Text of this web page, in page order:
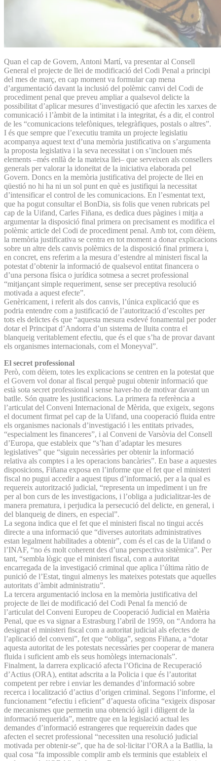
Quan el cap de Govern, Antoni Martí, va presentar al Consell
General el projecte de llei de modificació del Codi Penal a principi
del mes de març, en cap moment va formular cap mena
d’argumentació davant la inclusió del polèmic canvi del Codi de
procediment penal que preveu ampliar a qualsevol delicte la
possibilitat d’aplicar mesures d’investigació que afectin les xarxes de
comunicació i l’àmbit de la intimitat i la integritat, és a dir, el control
de les “comunicacions telefòniques, telegràfiques, postals o altres”.
I és que sempre que l’executiu tramita un projecte legislatiu
acompanya aquest text d’una memòria justificativa on s’argumenta
la proposta legislativa i la seva necessitat i on s’inclouen més
elements –més enllà de la mateixa llei– que serveixen als consellers
generals per valorar la idoneïtat de la iniciativa elaborada pel
Govern. Doncs en la memòria justificativa del projecte de llei en
qüestió no hi ha ni un sol punt en què es justifiqui la necessitat
d’intensificar el control de les comunicacions. En l’esmentat text,
que ha pogut consultar el BonDia, sis folis que venen rubricats pel
cap de la Uifand, Carles Fiñana, es dedica dues pàgines i mitja a
argumentar la disposició final primera on precisament es modifica el
polèmic article del Codi de procediment penal. Amb tot, com dèiem,
la memòria justificativa se centra en tot moment a donar explicacions
sobre un altre dels canvis polèmics de la disposició final primera i,
en concret, ens referim a la mesura d’estendre al ministeri fiscal la
potestat d’obtenir la informació de qualsevol entitat financera o
d’una persona física o jurídica sotmesa a secret professional
“mitjançant simple requeriment, sense ser preceptiva resolució
motivada a aquest efecte”.
Genèricament, i referit als dos canvis, l’única explicació que es
podria entendre com a justificació de l’autorització d’escoltes per
tots els delictes és que “aquesta mesura esdevé fonamental per poder
dotar el Principat d’Andorra d’un sistema de lluita contra el
blanqueig veritablement efectiu, que és el que s’ha de provar davant
els organismes internacionals, com el Moneyval”.
El secret professional
Però, com dèiem, totes les explicacions se centren en la potestat que
el Govern vol donar al fiscal perquè pugui obtenir informació que
està sota secret professional i sense haver-ho de motivar davant un
batlle. Són quatre les justificacions. La primera fa referència a
l’articulat del Conveni Internacional de Mèrida, que exigeix, segons
el document firmat pel cap de la Uifand, una cooperació fluida entre
els organismes nacionals d’investigació i les entitats privades,
“especialment les financeres”, i al Conveni de Varsòvia del Consell
d’Europa, que estableix que “s’han d’adaptar les mesures
legislatives” que “siguin necessàries per obtenir la informació
relativa als comptes i a les operacions bancàries”. En base a aquestes
disposicions, Fiñana exposa en l’informe que el fet que el ministeri
fiscal no pugui accedir a aquest tipus d’informació, per a la qual es
requereix autorització judicial, “representa un impediment i un fre
per al bon curs de les investigacions, i l’obliga a judicialitzar-les de
manera prematura, i perjudica la persecució del delicte, en general, i
del blanqueig de diners, en especial”.
La segona indica que el fet que el ministeri fiscal no tingui accés
directe a una informació que “diverses autoritats administratives
estan legalment habilitades a obtenir”, com és el cas de la Uifand o
l’INAF, “no és molt coherent des d’una perspectiva sistèmica”. Per
tant, “sembla lògic que el ministeri fiscal, com a autoritat
encarregada de la investigació criminal que aplica l’última ràtio de
punició de l’Estat, tingui almenys les mateixes potestats que aquelles
autoritats d’àmbit administratiu”.
La tercera argumentació inclosa en la memòria justificativa del
projecte de llei de modificació del Codi Penal fa menció de
l’articulat del Conveni Europeu de Cooperació Judicial en Matèria
Penal, que es va signar a Estrasburg l’abril de 1959, on “Andorra ha
designat el ministeri fiscal com a autoritat judicial als efectes de
l’aplicació del conveni”, fet que “obliga”, segons Fiñana, a “dotar
aquesta autoritat de les potestats necessàries per cooperar de manera
fluida i suficient amb els seus homòlegs internacionals”.
Finalment, la darrera explicació afecta l’Oficina de Recuperació
d’Actius (ORA), entitat adscrita a la Policia i que és l’autoritat
competent per rebre i enviar les demandes d’informació sobre
recerca i localització d’actius d’origen criminal. Segons l’informe, el
funcionament “efectiu i eficient” d’aquesta oficina “exigeix disposar
de mecanismes que permetin una obtenció àgil i diligent de la
informació requerida”, mentre que en la legislació actual les
demandes d’informació estrangeres que requereixin dades que
afecten el secret professional “necessiten una resolució judicial
motivada per obtenir-se”, que ha de sol·licitar l’ORA a la Batllia, la
qual cosa “fa impossible complir amb els terminis que estableix el